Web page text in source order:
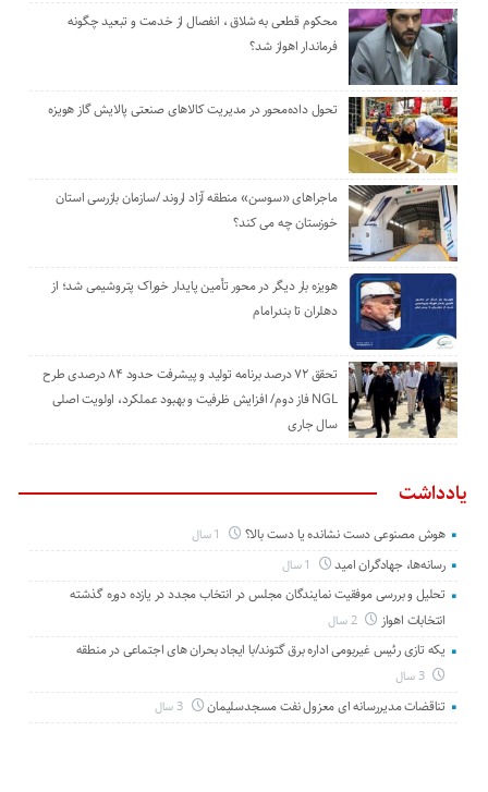
محکوم قطعی به شلاق ، انفصال از خدمت و تبعید چگونه
فرماندار اهواز شد؟
تحول داده‌محور در مدیریت کالاهای صنعتی پالایش گاز هویزه
ماجراهای «سوسن» منطقه آزاد اروند /سازمان بازرسی استان
خوزستان چه می کند؟
هویزه بار دیگر در محور تأمین پایدار خوراک پتروشیمی شد؛ از
دهلران تا بندرامام
تحقق ۷۲ درصد برنامه تولید و پیشرفت حدود ۸۴ درصدی طرح
NGL فاز دوم/ افزایش ظرفیت و بهبود عملکرد، اولویت اصلی
سال جاری
یادداشت
هوش مصنوعی دست نشانده یا دست بالا؟
رسانه‌ها، جهادگران امید
تحلیل و بررسی موفقیت نمایندگان مجلس در انتخاب مجدد در یازده دوره گذشته
انتخابات اهواز
2 سال
یکه تازی رئیس غیربومی اداره برق گتوند/با ایجاد بحران های اجتماعی در منطقه
3 سال
تناقضات مدیررسانه ای معزول نفت مسجدسلیمان 3 سال